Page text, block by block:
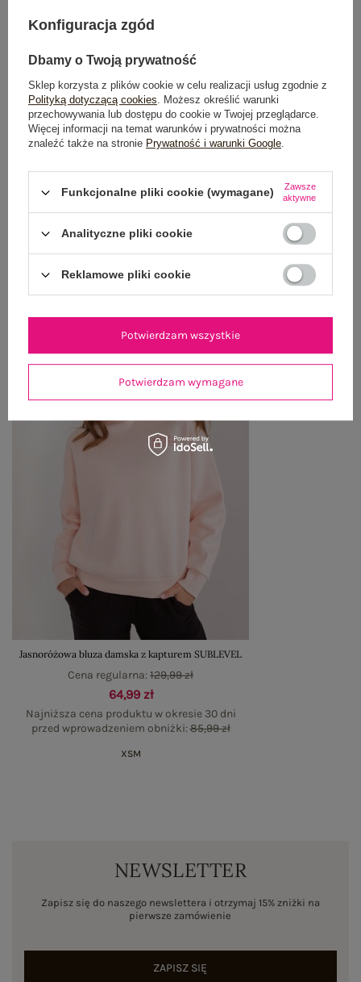
GŁÓWNE PARAMETRY
OPINIE O PRODUKCIE (0)
ZWROTY I REKLAMACJE
OSTATNIO OGLĄDANE
Zobacz wszystko
Jasnoróżowa bluza damska z kapturem SUBLEVEL
64,99 zł
Najniższa cena produktu w okresie 30 dni
przed wprowadzeniem obniżki:85,99 zł
Cena regularna:129,99 zł
XSM
NEWSLETTER
Zapisz się do naszego newslettera i otrzymaj 15% zniżki na
pierwsze zamówienie
ZAPISZ SIĘ
Konfiguracja zgód
Dbamy o Twoją prywatność
Sklep korzysta z plików cookie w celu realizacji usług zgodnie z
Polityką dotyczącą cookies. Możesz określić warunki
przechowywania lub dostępu do cookie w Twojej przeglądarce.
Więcej informacji na temat warunków i prywatności można
znaleźć także na stronie Prywatność i warunki Google.
Funkcjonalne pliki cookie (wymagane)
Zawsze
aktywne
Analityczne pliki cookie
Reklamowe pliki cookie
Potwierdzam wymagane
Potwierdzam wszystkie